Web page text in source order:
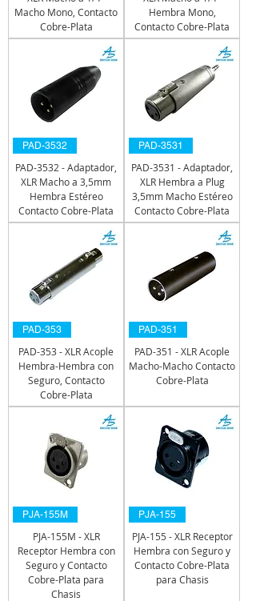
Macho Mono, Contacto
Cobre-Plata
Hembra Mono,
Contacto Cobre-Plata
PAD-3532
PAD-3532 - Adaptador,
XLR Macho a 3,5mm
Hembra Estéreo
Contacto Cobre-Plata
PAD-3531
PAD-3531 - Adaptador,
XLR Hembra a Plug
3,5mm Macho Estéreo
Contacto Cobre-Plata
PAD-353
PAD-353 - XLR Acople
Hembra-Hembra con
Seguro, Contacto
Cobre-Plata
PAD-351
PAD-351 - XLR Acople
Macho-Macho Contacto
Cobre-Plata
PJA-155M
PJA-155M - XLR
Receptor Hembra con
Seguro y Contacto
Cobre-Plata para
Chasis
PJA-155
PJA-155 - XLR Receptor
Hembra con Seguro y
Contacto Cobre-Plata
para Chasis